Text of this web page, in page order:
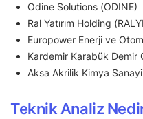
Odine Solutions (ODINE)
Ral Yatırım Holding
Europower Enerji ve
Kardemir Karabük Demir
Aksa Akrilik Kimya
Teknik Analiz